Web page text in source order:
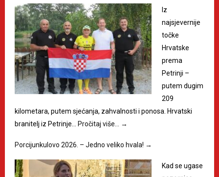
Iz
najsjevernije
točke
Hrvatske
prema
Petrinji –
putem dugim
209
kilometara, putem sjećanja, zahvalnosti i ponosa. Hrvatski
branitelj iz Petrinje… Pročitaj više… →
Porcijunkulovo 2026. – Jedno veliko hvala! →
Kad se ugase